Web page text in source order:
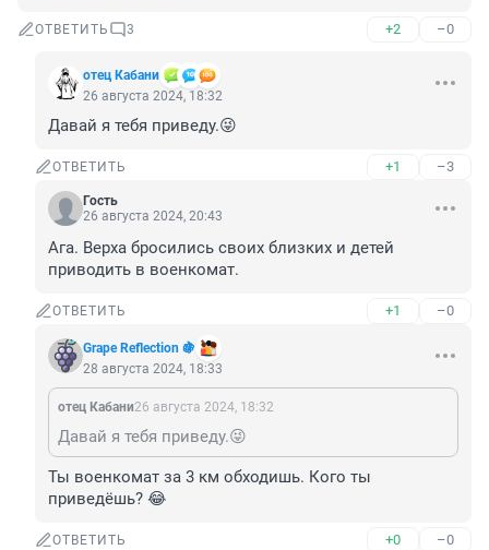
ОТВЕТИТЬ 3 +2 –0
отец Кабани
26 августа 2024, 18:32
Давай я тебя приведу.😜
ОТВЕТИТЬ +1 –3
Гость
26 августа 2024, 20:43
Ага. Верха бросились своих близких и детей
приводить в военкомат.
ОТВЕТИТЬ +1 –0
Grape Reflection 🍇
28 августа 2024, 18:33
отец Кабани26 августа 2024, 18:32
Давай я тебя приведу.😜
Ты военкомат за 3 км обходишь. Кого ты
приведёшь? 😂
ОТВЕТИТЬ +0 –0